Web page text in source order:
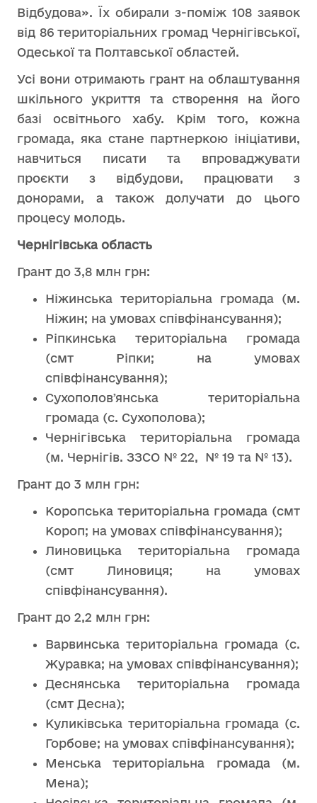
Відбудова». Їх обирали з-поміж 108 заявок
від 86 територіальних громад Чернігівської,
Одеської та Полтавської областей.
Усі вони отримають грант на облаштування
шкільного укриття та створення на його
базі освітнього хабу. Крім того, кожна
громада, яка стане партнеркою ініціативи,
навчиться писати та впроваджувати
проєкти з відбудови, працювати з
донорами, а також долучати до цього
процесу молодь.
Чернігівська область
Грант до 3,8 млн грн:
Ніжинська територіальна громада (м.
Ніжин; на умовах співфінансування);
Ріпкинська територіальна громада
(смт Ріпки; на умовах
співфінансування);
Сухополовʼянська територіальна
громада (с. Сухополова);
Чернігівська територіальна громада
(м. Чернігів. ЗЗСО № 22, № 19 та № 13).
Грант до 3 млн грн:
Коропська територіальна громада (смт
Короп; на умовах співфінансування);
Линовицька територіальна громада
(смт Линовиця; на умовах
співфінансування).
Грант до 2,2 млн грн:
Варвинська територіальна громада (с.
Журавка; на умовах співфінансування);
Деснянська територіальна громада
(смт Десна);
Куликівська територіальна громада (с.
Горбове; на умовах співфінансування);
Менська територіальна громада (м.
Мена);